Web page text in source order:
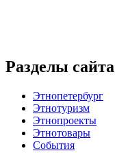
Разделы сайта
Этнопетербург
Этнотуризм
Этнопроекты
Этнотовары
События